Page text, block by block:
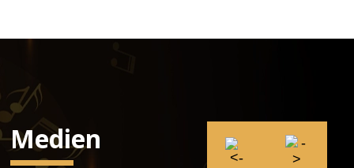
Medien